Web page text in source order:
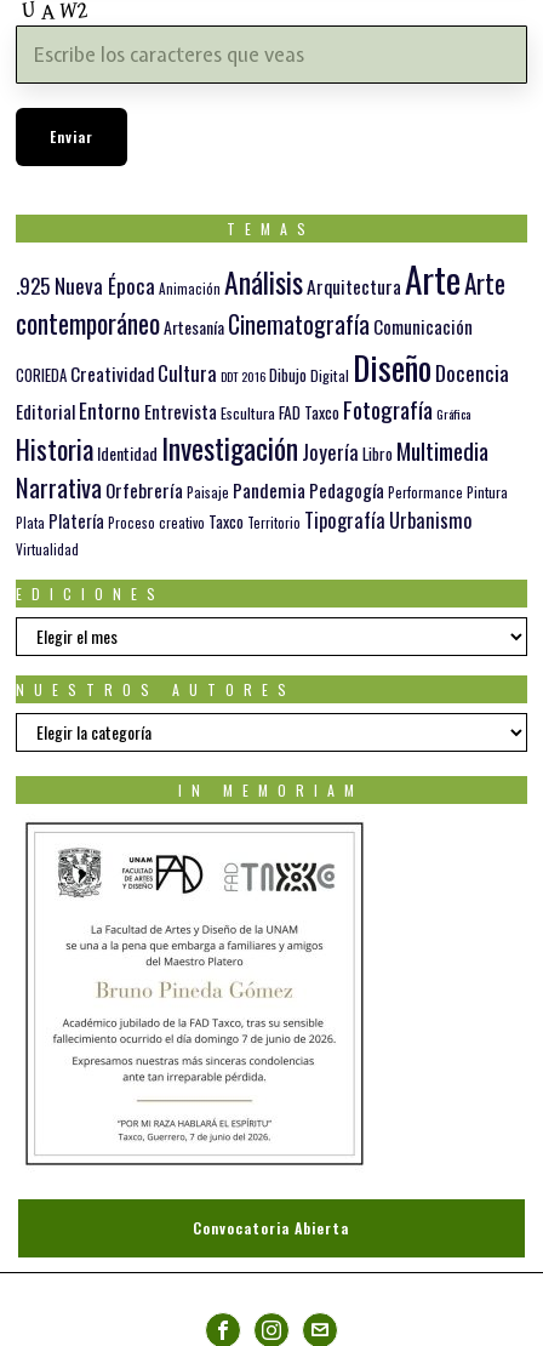
TEMAS
.925 Nueva Época Animación AnálisisArquitectura ArteArte
contemporáneoArtesaníaCinematografía Comunicación
CORIEDA CreatividadCultura DDT 2016 DibujoDigital DiseñoDocencia
EditorialEntorno Entrevista Escultura FAD Taxco Fotografía Gráfica
HistoriaIdentidad Investigación Joyería Libro Multimedia
Narrativa Orfebrería Paisaje Pandemia Pedagogía Performance Pintura
Plata Platería Proceso creativo Taxco Territorio Tipografía Urbanismo
Virtualidad
EDICIONES
EDICIONES
NUESTROS AUTORES
Nuestros
autores
IN MEMORIAM
Convocatoria Abierta